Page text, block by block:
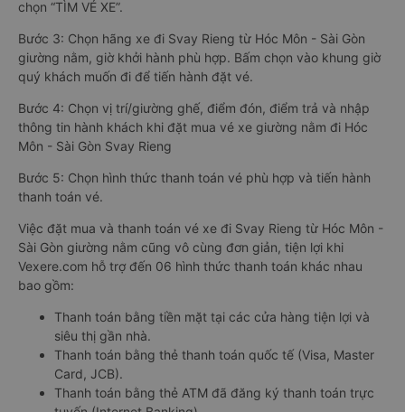
chọn “TÌM VÉ XE”.
Bước 3: Chọn hãng xe đi Svay Rieng từ Hóc Môn - Sài Gòn
giường nằm, giờ khởi hành phù hợp. Bấm chọn vào khung giờ
quý khách muốn đi để tiến hành đặt vé.
Bước 4: Chọn vị trí/giường ghế, điểm đón, điểm trả và nhập
thông tin hành khách khi đặt mua vé xe giường nằm đi Hóc
Môn - Sài Gòn Svay Rieng
Bước 5: Chọn hình thức thanh toán vé phù hợp và tiến hành
thanh toán vé.
Việc đặt mua và thanh toán vé xe đi Svay Rieng từ Hóc Môn -
Sài Gòn giường nằm cũng vô cùng đơn giản, tiện lợi khi
Vexere.com hỗ trợ đến 06 hình thức thanh toán khác nhau
bao gồm:
Thanh toán bằng tiền mặt tại các cửa hàng tiện lợi và
siêu thị gần nhà.
Thanh toán bằng thẻ thanh toán quốc tế (Visa, Master
Card, JCB).
Thanh toán bằng thẻ ATM đã đăng ký thanh toán trực